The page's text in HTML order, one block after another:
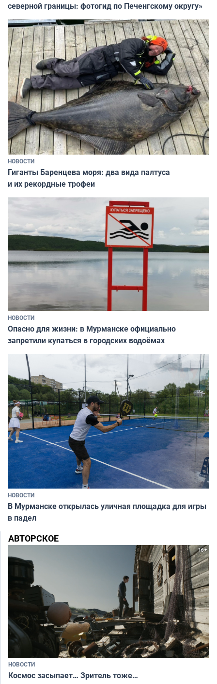
северной границы: фотогид по Печенгскому округу»
НОВОСТИ
Гиганты Баренцева моря: два вида палтуса
и их рекордные трофеи
НОВОСТИ
Опасно для жизни: в Мурманске официально
запретили купаться в городских водоёмах
НОВОСТИ
В Мурманске открылась уличная площадка для игры
в падел
АВТОРСКОЕ
НОВОСТИ
Космос засыпает… Зритель тоже…